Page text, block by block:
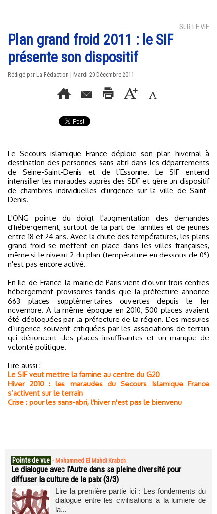
SUR LE VIF
Plan grand froid 2011 : le SIF
présente son dispositif
Rédigé par La Rédaction | Mardi 20 Décembre 2011
Le Secours islamique France déploie son plan hivernal à
destination des personnes sans-abri dans les départements
de Seine-Saint-Denis et de l’Essonne. Le SIF entend
intensifier les maraudes auprès des SDF et gère un dispositif
de chambres individuelles d'urgence sur la ville de Saint-
Denis.
L'ONG pointe du doigt l'augmentation des demandes
d'hébergement, surtout de la part de familles et de jeunes
entre 18 et 24 ans. Avec la chute des températures, les plans
grand froid se mettent en place dans les villes françaises,
même si le niveau 2 du plan (température en dessous de 0°)
n'est pas encore activé.
En Ile-de-France, la mairie de Paris vient d'ouvrir trois centres
hébergement provisoires tandis que la préfecture annonce
663 places supplémentaires ouvertes depuis le 1er
novembre. A la même époque en 2010, 500 places avaient
été débloquées par la préfecture de la région. Des mesures
d’urgence souvent critiquées par les associations de terrain
qui dénoncent des places insuffisantes et un manque de
volonté politique.
Lire aussi :
Le SIF veut mettre la famine au centre du G20
Hiver 2010 : les maraudes du Secours Islamique France
s’activent sur le terrain
Crise : pour les sans-abri, l'hiver n'est pas le bienvenu
Points de vue - Mohammed El Mahdi Krabch
Le dialogue avec l’Autre dans sa pleine diversité pour
diffuser la culture de la paix (3/3)
Lire la première partie ici : Les fondements du
dialogue entre les civilisations à la lumière de
la...